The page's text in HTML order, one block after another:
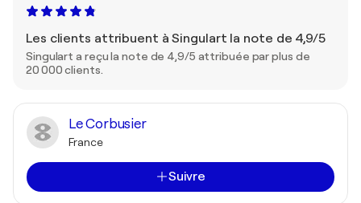
Les clients attribuent à Singulart la note de 4,9/5
Singulart a reçu la note de 4,9/5 attribuée par plus de
20 000 clients.
Le Corbusier
France
Suivre